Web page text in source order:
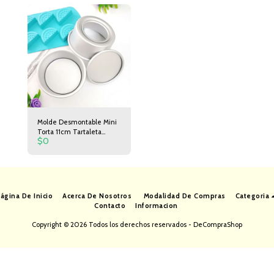
Molde Desmontable Mini
Torta 11cm Tartaleta
Postre
$0
De Inicio Acerca De Nosotros Modalidad De Compras
Categoria
Contacto
Informacion
Copyright © 2026 Todos los derechos reservados - DeCompraShop